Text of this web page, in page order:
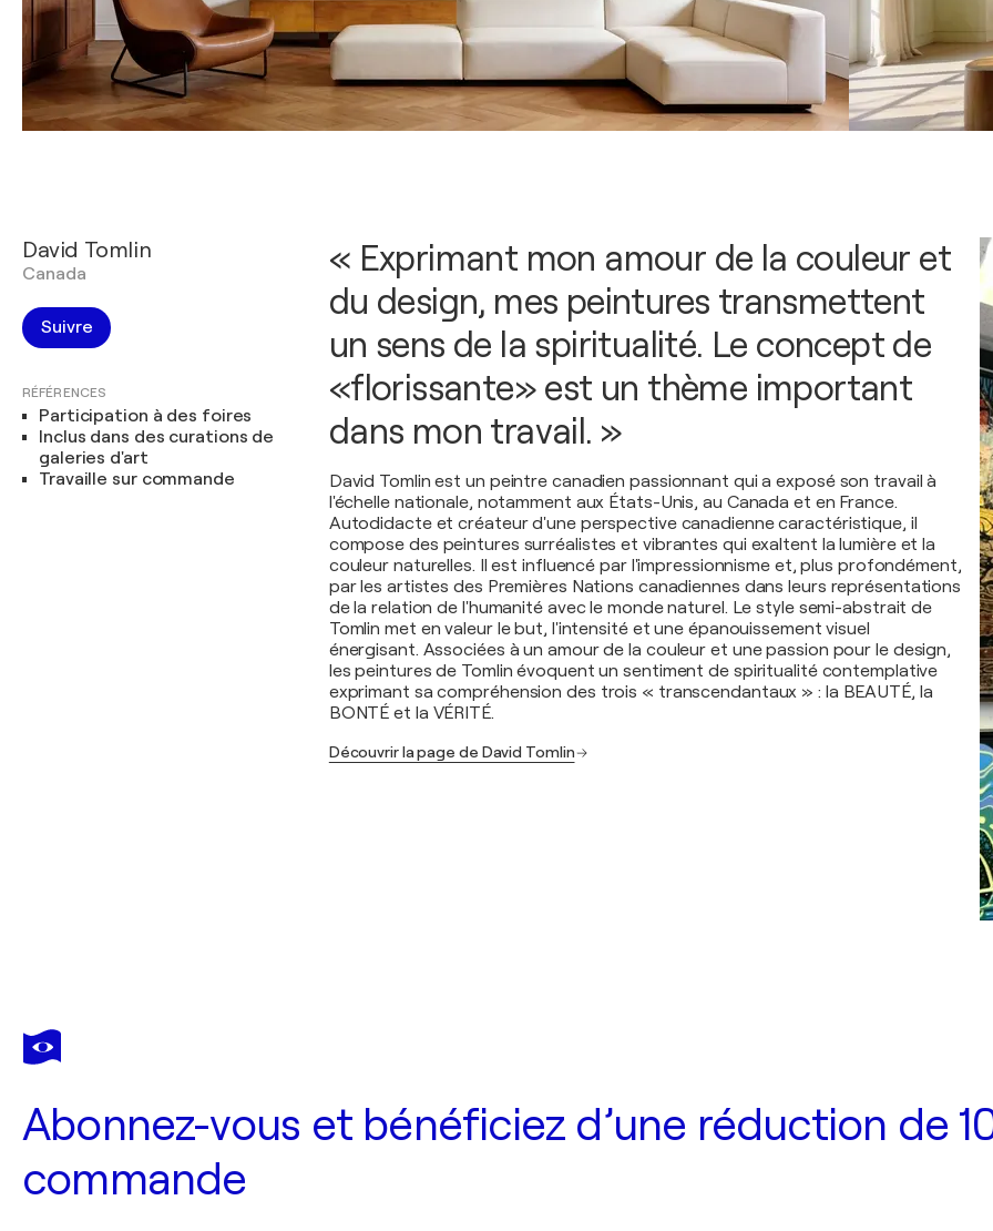
David Tomlin
Canada
Suivre
RÉFÉRENCES
Participation à des foires
Inclus dans des curations de
galeries d'art
Travaille sur commande
« Exprimant mon amour de la couleur et
du design, mes peintures transmettent
un sens de la spiritualité. Le concept de
«florissante» est un thème important
dans mon travail. »
David Tomlin est un peintre canadien passionnant qui a exposé son travail à
l'échelle nationale, notamment aux États-Unis, au Canada et en France.
Autodidacte et créateur d'une perspective canadienne caractéristique, il
compose des peintures surréalistes et vibrantes qui exaltent la lumière et la
couleur naturelles. Il est influencé par l'impressionnisme et, plus profondément,
par les artistes des Premières Nations canadiennes dans leurs représentations
de la relation de l'humanité avec le monde naturel. Le style semi-abstrait de
Tomlin met en valeur le but, l'intensité et une épanouissement visuel
énergisant. Associées à un amour de la couleur et une passion pour le design,
les peintures de Tomlin évoquent un sentiment de spiritualité contemplative
exprimant sa compréhension des trois « transcendantaux » : la BEAUTÉ, la
BONTÉ et la VÉRITÉ.
Découvrir la page de David Tomlin
Abonnez-vous et bénéficiez d’une réduction de
commande